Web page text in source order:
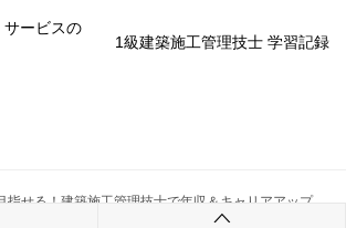
ービスの
1級建築施工管理技士 学習記録
指せる！建築施工管理技士で年収＆キャリアアップ